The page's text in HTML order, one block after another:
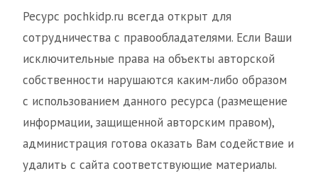
Ресурс pochkidp.ru всегда открыт для
сотрудничества с правообладателями. Если Ваши
исключительные права на объекты авторской
собственности нарушаются каким-либо образом
с использованием данного ресурса (размещение
информации, защищенной авторским правом),
администрация готова оказать Вам содействие и
удалить с сайта соответствующие материалы.